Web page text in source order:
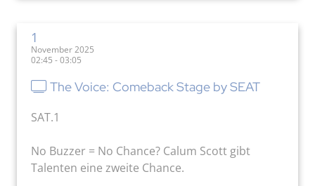
1
November 2025
02:45 - 03:05
The Voice: Comeback Stage by SEAT
SAT.1
No Buzzer = No Chance? Calum Scott gibt
Talenten eine zweite Chance.